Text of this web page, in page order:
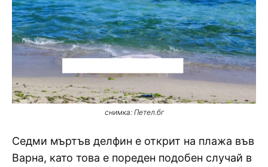
снимка: Петел.бг
Седми мъртъв делфин е открит на плажа във
Варна, като това е пореден подобен случай в